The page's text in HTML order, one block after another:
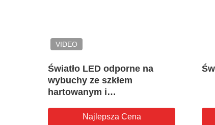
VIDEO
Światło LED odporne na
wybuchy ze szkłem
hartowanym i
niebezpiecznych stref
Najlepsza Cena